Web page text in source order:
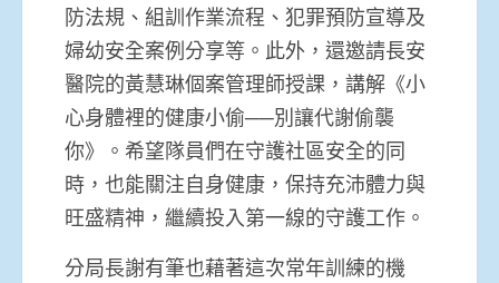
防法規、組訓作業流程、犯罪預防宣導及
婦幼安全案例分享等。此外，還邀請長安
醫院的黃慧琳個案管理師授課，講解《小
心身體裡的健康小偷──別讓代謝偷襲
你》。希望隊員們在守護社區安全的同
時，也能關注自身健康，保持充沛體力與
旺盛精神，繼續投入第一線的守護工作。
分局長謝有筆也藉著這次常年訓練的機